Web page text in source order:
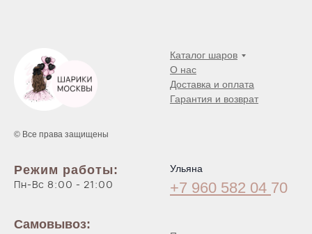
© Все права защищены
Каталог шаров
О нас
Доставка и оплата
Гарантия и возврат
Режим работы:
Пн-Вс 8:00 - 21:00
Самовывоз:
Ульяна
+7 960 582 04 70